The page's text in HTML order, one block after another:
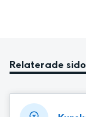
Relaterade